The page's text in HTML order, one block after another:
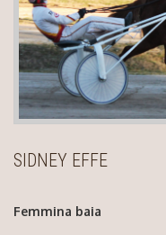
SIDNEY EFFE
Femmina baia